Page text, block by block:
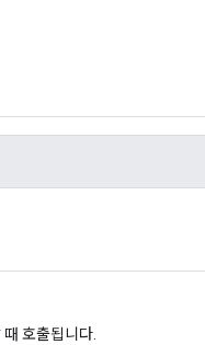
호출됩니다.